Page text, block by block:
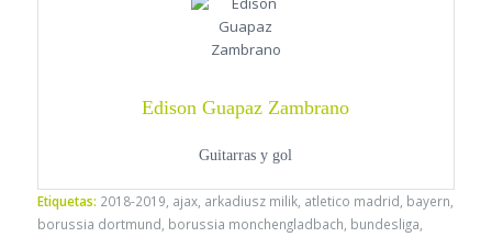
Edison Guapaz Zambrano
Guitarras y gol
Etiquetas: 2018-2019 ajax, arkadiusz milik, atletico madrid bayern
borussia dortmund borussia monchengladbach bundesliga